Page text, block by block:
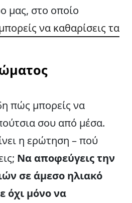
μας, στο οποίο
να καθαρίσεις τα
πώς μπορείς να
σου από μέσα.
η ερώτηση – πού
Να αποφεύγεις την
σε άμεσο ηλιακό
όχι μόνο να